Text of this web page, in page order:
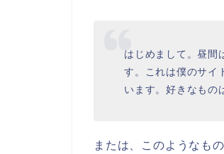
はじめまして。昼間
す。これは僕のサイ
います。好きなもの
または、このようなもの